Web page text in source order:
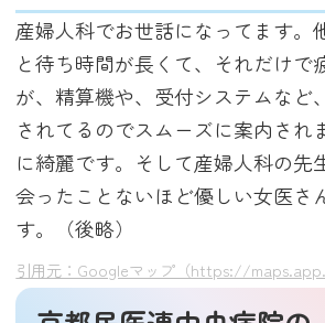
産婦人科でお世話になってます。
と待ち時間が長くて、それだけで
が、精算機や、受付システムなど
されてるのでスムーズに案内され
に綺麗です。そして産婦人科の先
会ったことないほど優しい女医さ
す。（後略）
引用元：Googleマップ（https://